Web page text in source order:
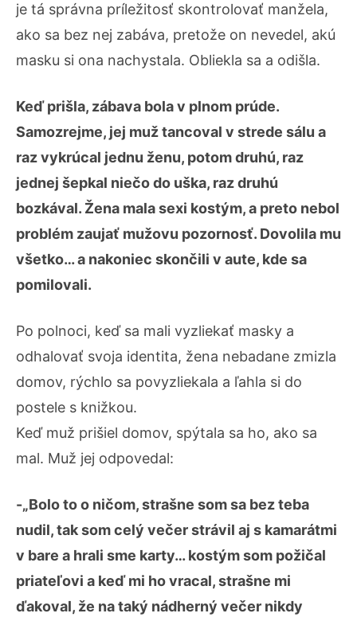
je tá správna príležitosť skontrolovať manžela,
ako sa bez nej zabáva, pretože on nevedel, akú
masku si ona nachystala. Obliekla sa a odišla.
Keď prišla, zábava bola v plnom prúde.
Samozrejme, jej muž tancoval v strede sálu a
raz vykrúcal jednu ženu, potom druhú, raz
jednej šepkal niečo do uška, raz druhú
bozkával. Žena mala sexi kostým, a preto nebol
problém zaujať mužovu pozornosť. Dovolila mu
všetko… a nakoniec skončili v aute, kde sa
pomilovali.
Po polnoci, keď sa mali vyzliekať masky a
odhalovať svoja identita, žena nebadane zmizla
domov, rýchlo sa povyzliekala a ľahla si do
postele s knižkou.
Keď muž prišiel domov, spýtala sa ho, ako sa
mal. Muž jej odpovedal:
-„Bolo to o ničom, strašne som sa bez teba
nudil, tak som celý večer strávil aj s kamarátmi
v bare a hrali sme karty… kostým som požičal
priateľovi a keď mi ho vracal, strašne mi
ďakoval, že na taký nádherný večer nikdy